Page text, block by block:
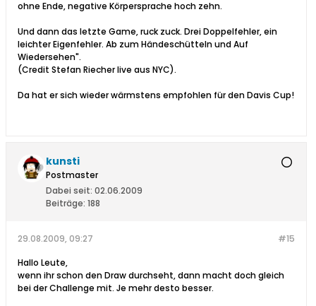
ohne Ende, negative Körpersprache hoch zehn.
Und dann das letzte Game, ruck zuck. Drei Doppelfehler, ein
leichter Eigenfehler. Ab zum Händeschütteln und Auf
Wiedersehen".
(Credit Stefan Riecher live aus NYC).
Da hat er sich wieder wärmstens empfohlen für den Davis Cup!
kunsti
Postmaster
Dabei seit: 02.06.2009
Beiträge: 188
#15
29.08.2009, 09:27
Hallo Leute,
wenn ihr schon den Draw durchseht, dann macht doch gleich
bei der Challenge mit. Je mehr desto besser.